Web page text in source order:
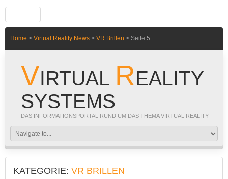
Home > Virtual Reality News > VR Brillen > Seite 5
VIRTUAL REALITY
SYSTEMS
DAS INFORMATIONSPORTAL RUND UM DAS THEMA VIRTUAL REALITY
KATEGORIE: VR BRILLEN